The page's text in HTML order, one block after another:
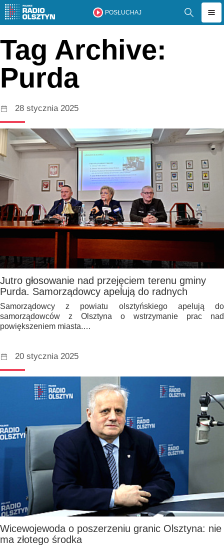
POSŁUCHAJ
Tag Archive:
Purda
28 stycznia 2025
Jutro głosowanie nad przejęciem terenu gminy
Purda. Samorządowcy apelują do radnych
Samorządowcy z powiatu olsztyńskiego apelują do
samorządowców z Olsztyna o wstrzymanie prac nad
powiększeniem miasta.…
20 stycznia 2025
Wicewojewoda o poszerzeniu granic Olsztyna: nie
ma złotego środka